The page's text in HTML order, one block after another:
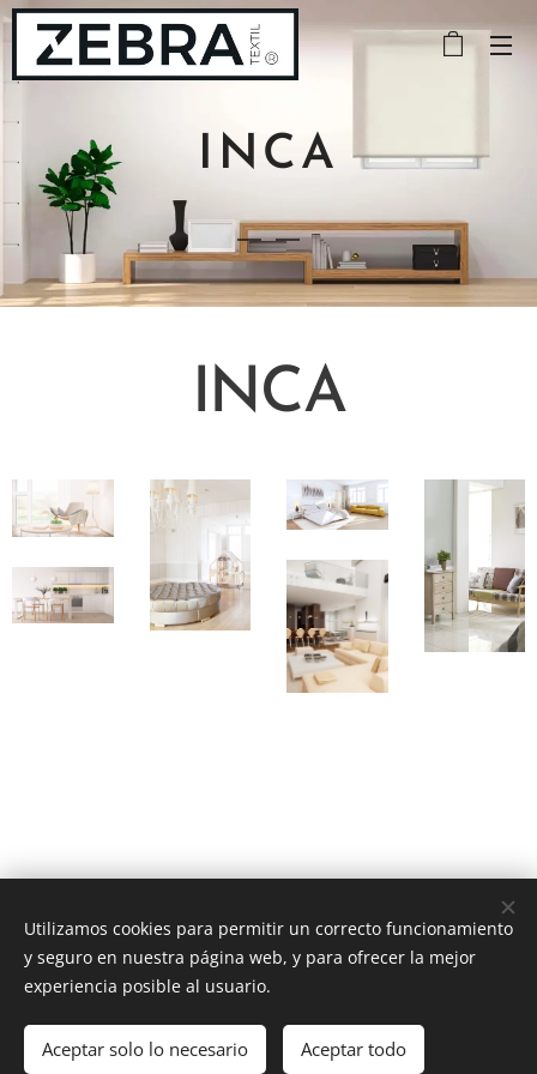
INCA
INCA
www.zebratextil.com pedidos@zebratextil.es. C/ Jacquard, 5
Ontinyent 46870 (Valencia) . Tf.962910833
Cookies
Idiomas
Español
English
Utilizamos cookies para permitir un correcto funcionamiento
y seguro en nuestra página web, y para ofrecer la mejor
experiencia posible al usuario.
Aceptar solo lo necesario Aceptar todo